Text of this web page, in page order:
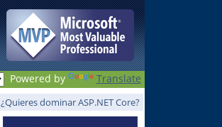
Powered by Translate
¿Quieres dominar ASP.NET Core?